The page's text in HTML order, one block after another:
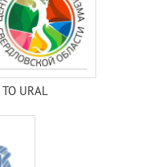
TO URAL